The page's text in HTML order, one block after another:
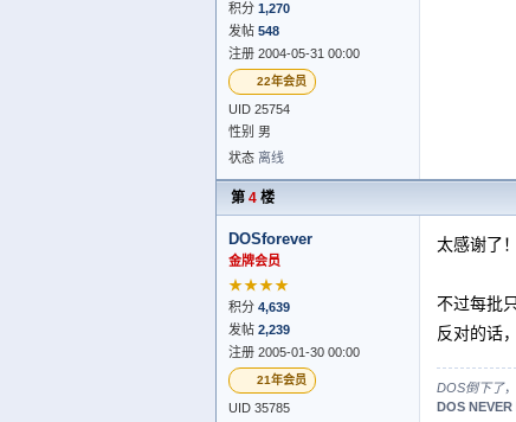
积分 1,270
发帖 548
注册 2004-05-31 00:00
22年会员
UID 25754
性别 男
状态 离线
第 4 楼
DOSforever
金牌会员
★★★★
积分 4,639
发帖 2,239
注册 2005-01-30 00:00
21年会员
UID 35785
太感谢了！
不过每批
反对的话
DOS倒下了
DOS NEVER